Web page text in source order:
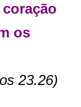
os
23.26)